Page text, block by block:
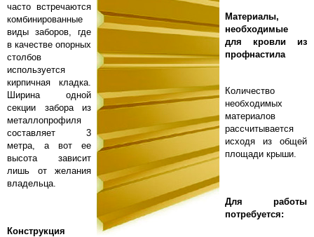
часто встречаются
комбинированные
виды заборов, где
в качестве опорных
столбов
используется
кирпичная кладка.
Ширина одной
секции забора из
металлопрофиля
составляет 3
метра, а вот ее
высота зависит
лишь от желания
владельца.
Конструкция
Материалы,
необходимые
для кровли из
профнастила
Количество
необходимых
материалов
рассчитывается
исходя из общей
площади крыши.
Для работы
потребуется: